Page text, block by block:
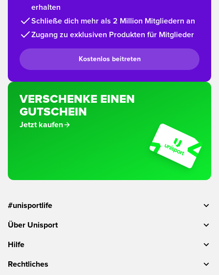
erhalten
Schließe dich mehr als 2 Million Mitgliedern an
Zugang zu exklusiven Produkten für Mitglieder
Kostenlos beitreten
VERSCHENKE EINEN
GUTSCHEIN
Jetzt kaufen
#unisportlife
Über Unisport
Hilfe
Rechtliches